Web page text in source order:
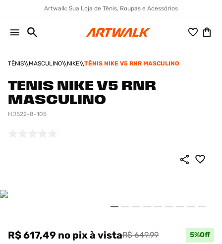
Artwalk: Sua Loja de Tênis, Roupas e Acessórios
TÊNIS MASCULINO NIKE TÊNIS NIKE V5 RNR MASCULINO
TÊNIS NIKE V5 RNR
MASCULINO
HJ522-8-105
R$ 617,49 no pixà vistaR$ 649,99 5%Off